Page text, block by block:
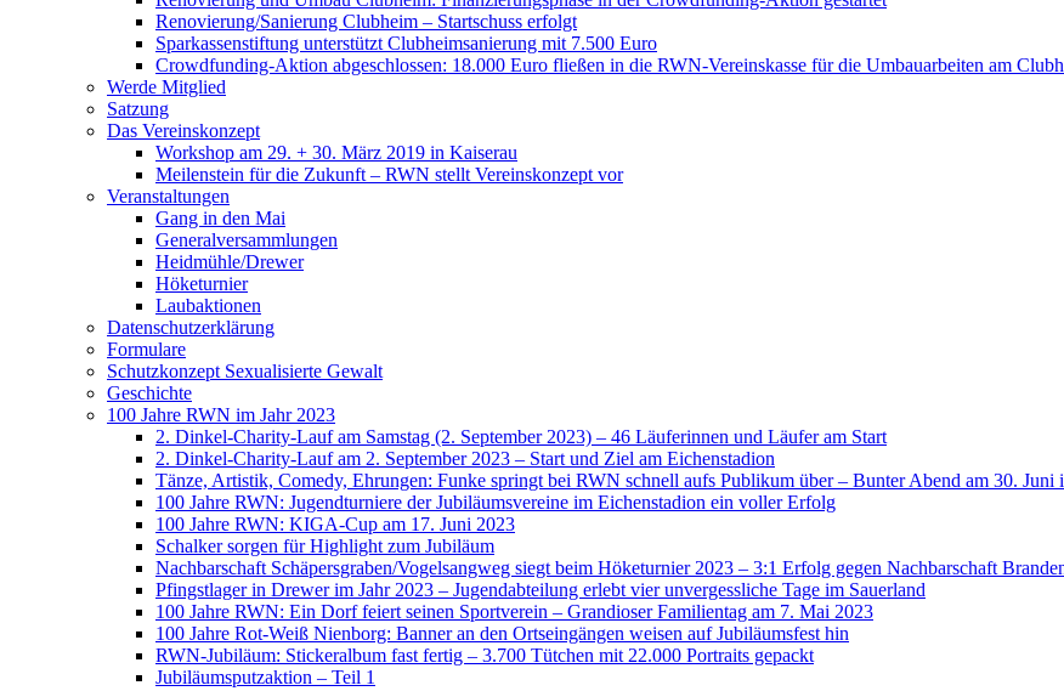
Renovierung/Sanierung Clubheim – Startschuss erfolgt
Sparkassenstiftung unterstützt Clubheimsanierung mit 7.500 Euro
Crowdfunding-Aktion abgeschlossen: 18.000 Euro fließen in die RWN-Vereinskasse für die Umbauarbeiten am
Werde Mitglied
Satzung
Das Vereinskonzept
Workshop am 29. + 30. März 2019 in Kaiserau
Meilenstein für die Zukunft – RWN stellt Vereinskonzept vor
Veranstaltungen
Gang in den Mai
Generalversammlungen
Heidmühle/Drewer
Höketurnier
Laubaktionen
Datenschutzerklärung
Formulare
Schutzkonzept Sexualisierte Gewalt
Geschichte
100 Jahre RWN im Jahr 2023
2. Dinkel-Charity-Lauf am Samstag (2. September 2023) – 46 Läuferinnen und Läufer am Start
2. Dinkel-Charity-Lauf am 2. September 2023 – Start und Ziel am Eichenstadion
Tänze, Artistik, Comedy, Ehrungen: Funke springt bei RWN schnell aufs Publikum über – Bunter Abend am 30. Juni
100 Jahre RWN: Jugendturniere der Jubiläumsvereine im Eichenstadion ein voller Erfolg
100 Jahre RWN: KIGA-Cup am 17. Juni 2023
Schalker sorgen für Highlight zum Jubiläum
Nachbarschaft Schäpersgraben/Vogelsangweg siegt beim Höketurnier 2023 – 3:1 Erfolg gegen Nachbarschaft
Pfingstlager in Drewer im Jahr 2023 – Jugendabteilung erlebt vier unvergessliche Tage im Sauerland
100 Jahre RWN: Ein Dorf feiert seinen Sportverein – Grandioser Familientag am 7. Mai 2023
100 Jahre Rot-Weiß Nienborg: Banner an den Ortseingängen weisen auf Jubiläumsfest hin
RWN-Jubiläum: Stickeralbum fast fertig – 3.700 Tütchen mit 22.000 Portraits gepackt
Jubiläumsputzaktion – Teil 1